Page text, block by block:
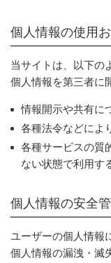
個人情報の使用
当サイトは、以下の
個人情報を第三者に
情報開示や共有に
各種法令などによ
各種サービスの質
ない状態で利用す
個人情報の安全
ユーザーの個人情報
個人情報の漏洩・滅